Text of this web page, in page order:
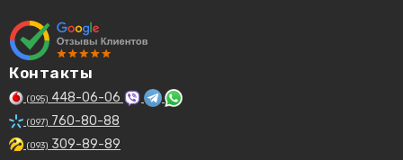
Контакты
(095) 448-06-06
(097) 760-80-88
(093) 309-89-89